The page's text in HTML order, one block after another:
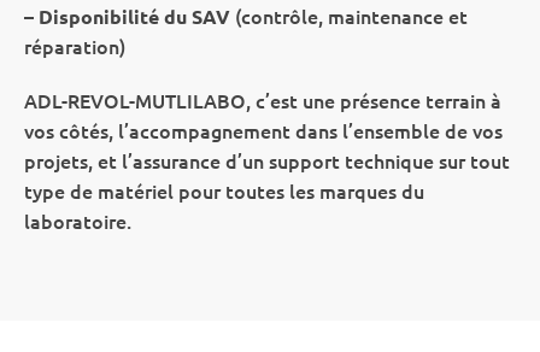
– Disponibilité du SAV (contrôle, maintenance et
réparation)
ADL-REVOL-MUTLILABO, c’est une présence terrain à
vos côtés, l’accompagnement dans l’ensemble de vos
projets, et l’assurance d’un support technique sur tout
type de matériel pour toutes les marques du
laboratoire.